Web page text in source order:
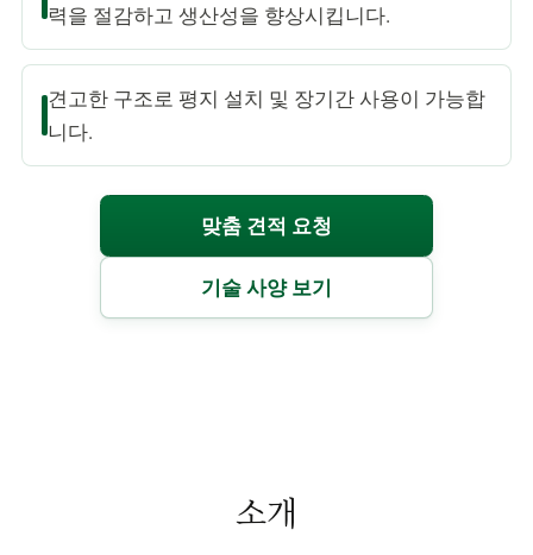
력을 절감하고 생산성을 향상시킵니다.
견고한 구조로 평지 설치 및 장기간 사용이 가능합
니다.
맞춤 견적 요청
기술 사양 보기
소개